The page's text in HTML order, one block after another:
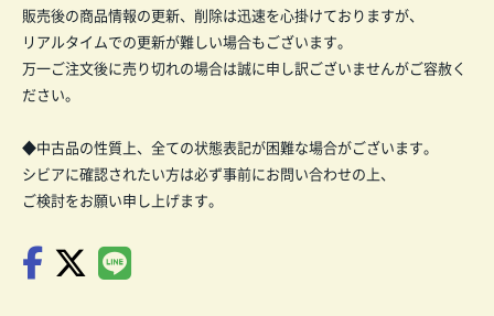
販売後の商品情報の更新、削除は迅速を心掛けておりますが、
リアルタイムでの更新が難しい場合もございます。
万一ご注文後に売り切れの場合は誠に申し訳ございませんがご容赦く
ださい。
◆中古品の性質上、全ての状態表記が困難な場合がございます。
シビアに確認されたい方は必ず事前にお問い合わせの上、
ご検討をお願い申し上げます。